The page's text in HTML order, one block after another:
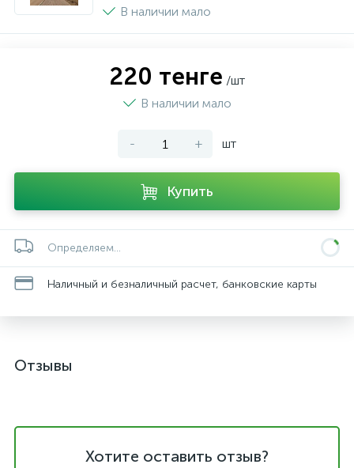
В наличии мало
220 тенге /шт
В наличии мало
- + шт
Купить
Определяем...
Наличный и безналичный расчет, банковские карты
Отзывы
Хотите оставить отзыв?